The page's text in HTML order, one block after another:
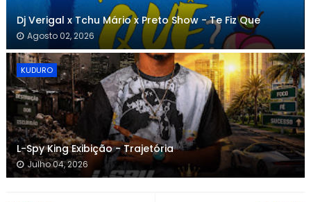
Dj Verigal x Tchu Mário x Preto Show - Te Fiz Que
Agosto 02, 2026
KUDURO
L-Spy King Exibição - Trajetória
Julho 04, 2026